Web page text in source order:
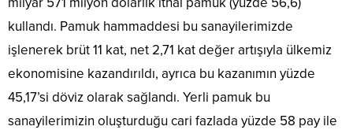
kullandı. Pamuk hammaddesi bu sanayilerimizde
işlenerek brüt 11 kat, net 2,71 kat değer artışıyla ülkemiz
ekonomisine kazandırıldı, ayrıca bu kazanımın yüzde
45,17’si döviz olarak sağlandı. Yerli pamuk bu
sanayilerimizin oluşturduğu cari fazlada yüzde 58 pay ile